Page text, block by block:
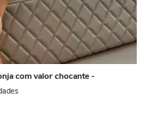
com valor chocante -